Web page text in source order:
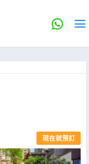
現在就預訂